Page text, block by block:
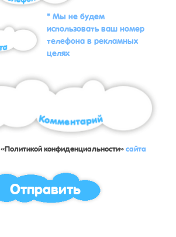
* Мы не будем
использовать ваш номер
телефона в рекламных
целях
«Политикой конфиденциальности»сайта
Отправить